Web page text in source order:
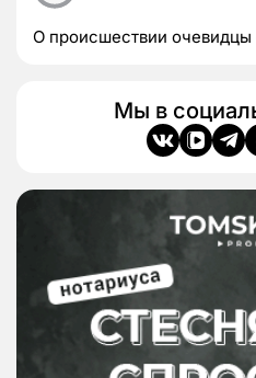
О происшествии
Мы в